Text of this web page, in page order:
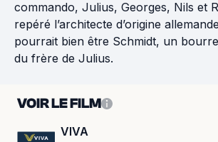
commando, Julius, Georges, Nils et
repéré l’architecte d’origine
pourrait bien être Schmidt, un
du frère de Julius.
VOIR LE FILM
VIVA